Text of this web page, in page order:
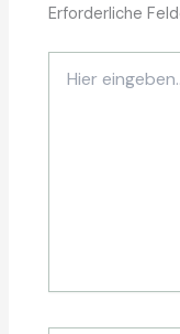
Erforderliche
eingeben…